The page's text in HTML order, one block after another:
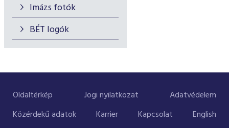
Imázs fotók
BÉT logók
Oldaltérkép Jogi nyilatkozat
Adatvédelem
Közérdekű adatok
Karrier Kapcsolat English